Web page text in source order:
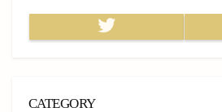
Twitter
CATEGORY